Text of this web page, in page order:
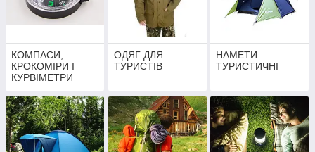
КОМПАСИ,
КРОКОМІРИ І
КУРВІМЕТРИ
ОДЯГ ДЛЯ
ТУРИСТІВ
НАМЕТИ
ТУРИСТИЧНІ